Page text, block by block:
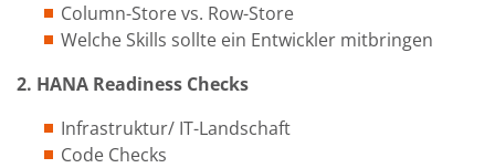
Column-Store vs. Row-Store
Welche Skills sollte ein Entwickler mitbringen
2. HANA Readiness Checks
Infrastruktur/ IT-Landschaft
Code Checks